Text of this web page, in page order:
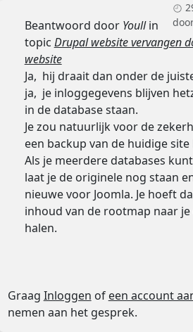
Beantwoord door Youllin
topic Drupal website vervangen
website
Ja, hij draait dan onder de
ja, je inloggegevens blijven
in de database staan.
Je zou natuurlijk voor de
een backup van de huidige
Als je meerdere databases
laat je de originele nog staan
nieuwe voor Joomla. Je hoeft
inhoud van de rootmap naar
halen.
Graag Inloggen of een account
nemen aan het gesprek.